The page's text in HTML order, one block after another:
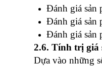
Đánh giá sản
Đánh giá sản
Đánh giá sản
2.6. Tính trị giá
Dựa vào những